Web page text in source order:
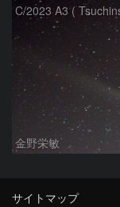
金野栄敏
サイトマップ